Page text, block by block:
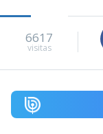
6617
visitas